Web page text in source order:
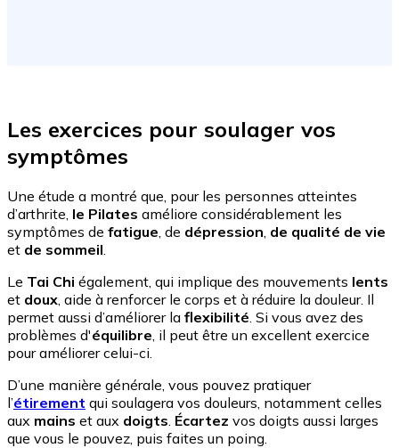
Les exercices pour soulager vos
symptômes
Une étude a montré que, pour les personnes atteintes
d’arthrite, le Pilates améliore considérablement les
symptômes de fatigue , de dépression de qualité de vie
et de sommeil
Le Tai Chi également, qui implique des mouvements lents
et doux , aide à renforcer le corps et à réduire la douleur. Il
permet aussi d’améliorer la flexibilité . Si vous avez des
problèmes d'équilibre , il peut être un excellent exercice
pour améliorer celui-ci.
D’une manière générale, vous pouvez pratiquer
l’étirement qui soulagera vos douleurs, notamment celles
aux mains et aux doigts Écartez vos doigts aussi larges
que vous le pouvez, puis faites un poing.